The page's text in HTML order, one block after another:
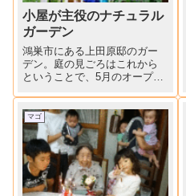
小屋が主役のナチュラル
ガーデン
鴻巣市にある上田原邸のガー
デン。庭の見ごろはこれから
ということで、5月のオープン
ず、温かいおもてなしと、奥
様の書やセンスのいい趣味の
あれこれを見させていただき
ました。出会いに感謝！で
す。
マゴ